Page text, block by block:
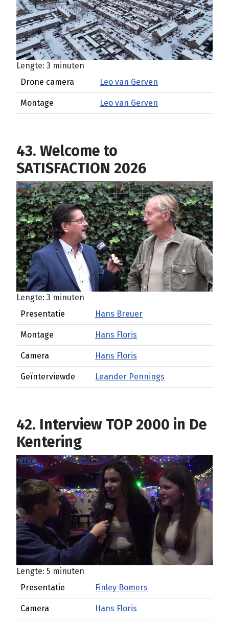
Lengte: 3 minuten
Drone camera
Leo van Gerven
Montage Leo van Gerven
43. Welcome to
SATISFACTION 2026
Lengte: 3 minuten
Presentatie
Hans Breuer
Montage Hans Floris
Camera Hans Floris
Geïnterviewde Leander Pennings
42. Interview TOP 2000 in De
Kentering
Lengte: 5 minuten
Presentatie
Finley Bomers
Camera Hans Floris